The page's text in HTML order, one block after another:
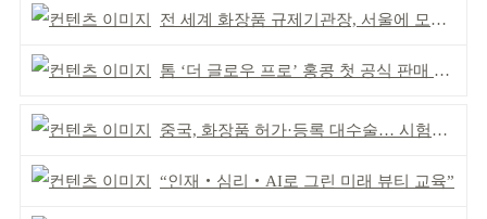
전 세계 화장품 규제기관장, 서울에 모인다
톰 ‘더 글로우 프로’ 홍콩 첫 공식 판매 완판
중국, 화장품 허가·등록 대수술… 시험자료 공용 허용
“인재‧심리‧AI로 그린 미래 뷰티 교육”